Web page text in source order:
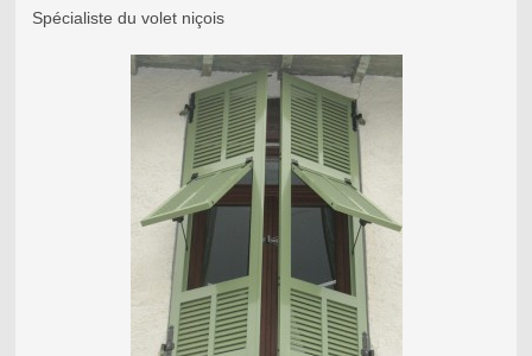
Spécialiste du volet niçois